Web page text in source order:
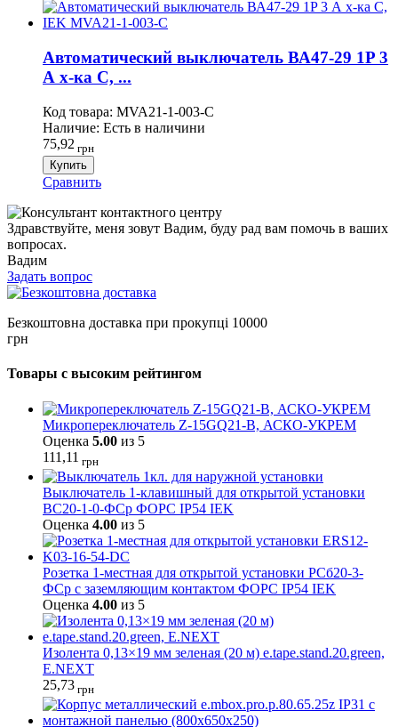
Автоматический выключатель ВА47-29 1P 3
А х-ка C, ...
Код товара: MVA21-1-003-C
Наличие: Есть в наличини
75,92 грн
Купить
Сравнить
Здравствуйте, меня зовут Вадим, буду рад вам помочь в ваших
вопросах.
Вадим
Задать вопрос
Безкоштовна доставка при прокупці 10000
грн
Товары с высоким рейтингом
Микропереключатель Z-15GQ21-B, АСКО-УКРЕМ
Оценка 5.00 из 5
111,11 грн
Выключатель 1-клавишный для открытой установки
ВС20-1-0-ФСр ФОРС IP54 IEK
Оценка 4.00 из 5
Розетка 1-местная для открытой установки РСб20-3-
ФСр с заземляющим контактом ФОРС IP54 IEK
Оценка 4.00 из 5
Изолента 0,13×19 мм зеленая (20 м) e.tape.stand.20.green,
E.NEXT
25,73 грн